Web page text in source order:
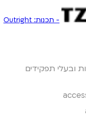
- תכנות: Outright
ובעלי תפקידים